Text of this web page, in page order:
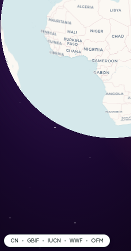
CN GBIF IUCN WWF OFM